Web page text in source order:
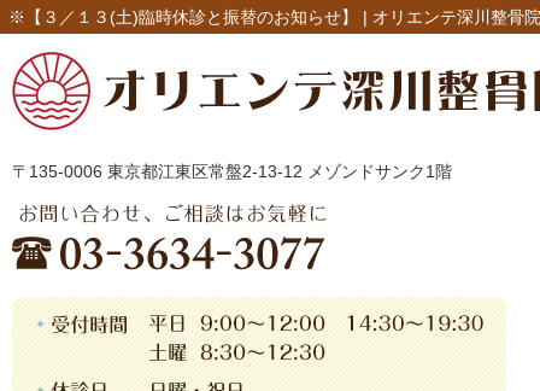
※【３／１３(土)臨時休診と振替のお知らせ】 | オリエンテ深川整骨
〒135-0006 東京都江東区常盤2-13-12 メゾンドサンク1階